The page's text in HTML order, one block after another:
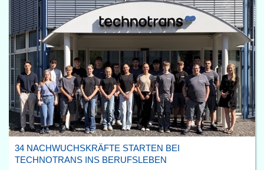
34 NACHWUCHSKRÄFTE STARTEN BEI
TECHNOTRANS INS BERUFSLEBEN